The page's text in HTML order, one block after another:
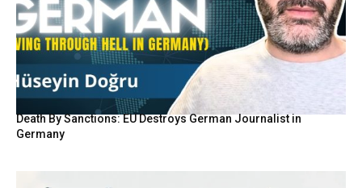
Death By Sanctions: EU Destroys German Journalist in
Germany